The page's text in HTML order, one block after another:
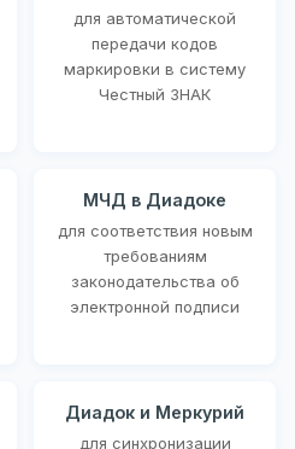
для автоматической
передачи кодов
маркировки в систему
Честный ЗНАК
МЧД в Диадоке
для соответствия новым
требованиям
законодательства об
электронной подписи
Диадок и Меркурий
для синхронизации